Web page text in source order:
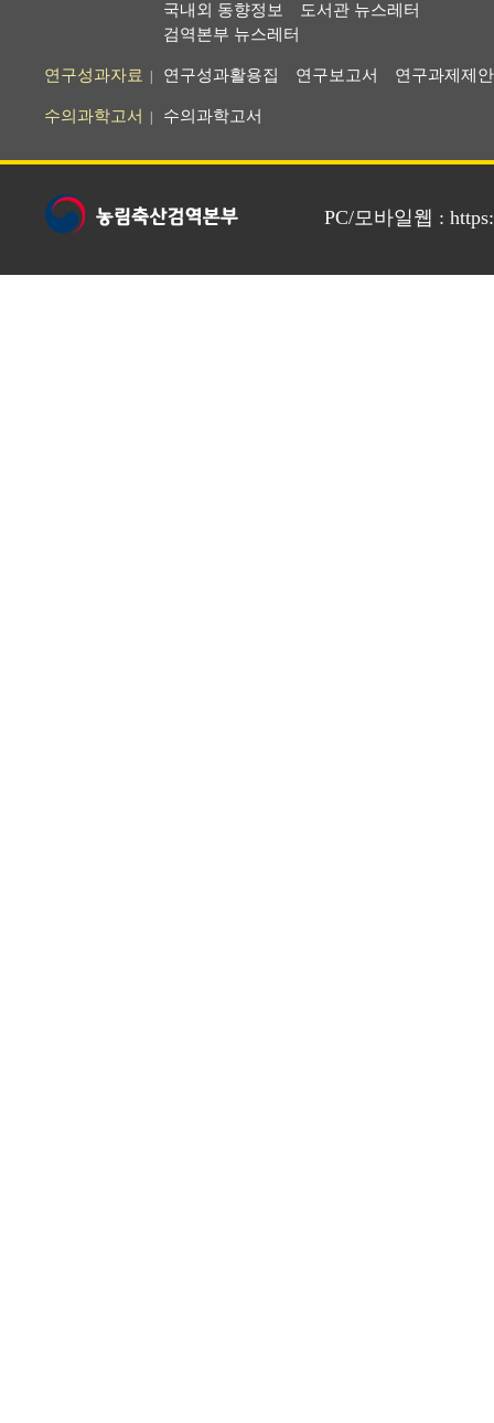
국내외 동향정보
도서관 뉴스레터
검역본부 뉴스레터
연구성과자료 연구성과활용집 연구보고서 연구과제제
수의과학고서 수의과학고서
PC/모바일웹 :